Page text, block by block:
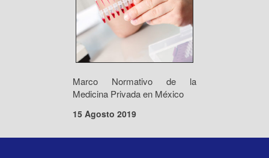
Marco Normativo de la
Medicina Privada en México
15 Agosto 2019